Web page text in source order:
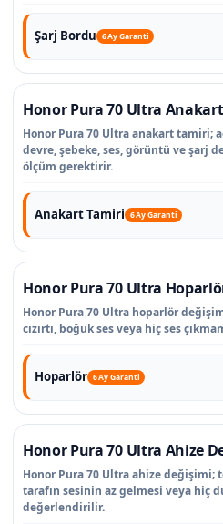
Şarj Bordu 6 Ay Garanti
Honor Pura 70 Ultra
Honor Pura 70 Ultra anakart tamiri;
devre, şebeke, ses, görüntü ve şarj
ölçüm gerektirir.
Anakart Tamiri 6 Ay Garanti
Honor Pura 70 Ultra
Honor Pura 70 Ultra hoparlör
cızırtı, boğuk ses veya hiç ses
Hoparlör 6 Ay Garanti
Honor Pura 70 Ultra Ahize
Honor Pura 70 Ultra ahize değişimi;
tarafın sesinin az gelmesi veya hiç
değerlendirilir.